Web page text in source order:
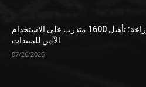
الزراعة: تأهيل 1600 متدرب على الاستخدام
الآمن للمبيدات
07/26/2026